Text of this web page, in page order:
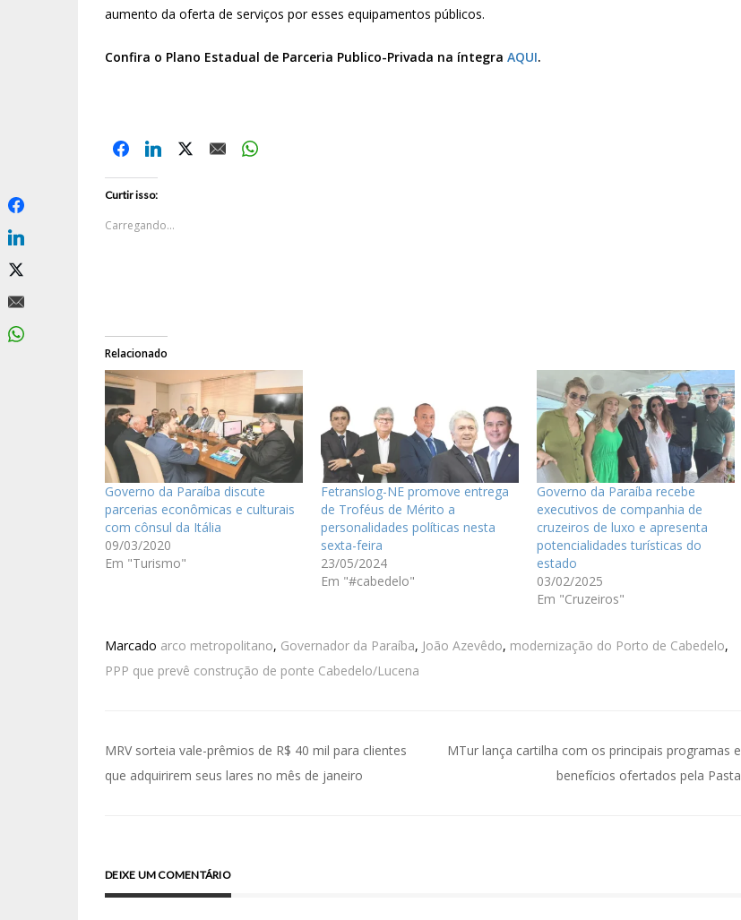
aumento da oferta de serviços por esses equipamentos públicos.
Confira o Plano Estadual de Parceria Publico-Privada na íntegra AQUI.
Curtir isso:
Carregando...
Relacionado
Governo da Paraíba discute
parcerias econômicas e culturais
com cônsul da Itália
09/03/2020
Em "Turismo"
Fetranslog-NE promove entrega
de Troféus de Mérito a
personalidades políticas nesta
sexta-feira
23/05/2024
Em "#cabedelo"
Governo da Paraíba recebe
executivos de companhia de
cruzeiros de luxo e apresenta
potencialidades turísticas do
estado
03/02/2025
Em "Cruzeiros"
Marcado arco metropolitano, Governador da Paraíba, João Azevêdo, modernização do Porto de Cabedelo,
PPP que prevê construção de ponte Cabedelo/Lucena
MRV sorteia vale-prêmios de R$ 40 mil para clientes
que adquirirem seus lares no mês de janeiro
MTur lança cartilha com os principais programas e
benefícios ofertados pela Pasta
DEIXE UM COMENTÁRIO